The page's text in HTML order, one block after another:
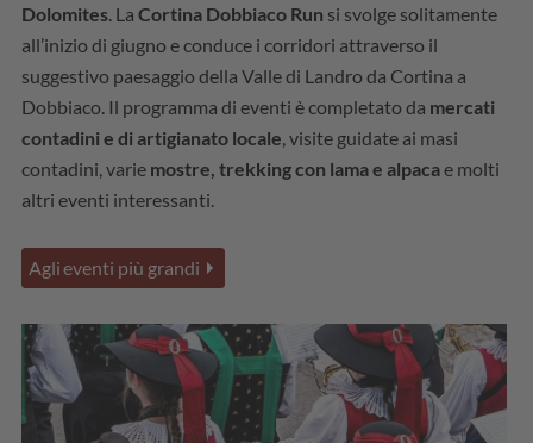
Dolomites . La Cortina Dobbiaco Run si svolge solitamente
all’inizio di giugno e conduce i corridori attraverso il
suggestivo paesaggio della Valle di Landro da Cortina a
Dobbiaco. Il programma di eventi è completato da mercati
contadini e di artigianato locale , visite guidate ai masi
contadini, varie mostre, trekking con lama e alpacae molti
altri eventi interessanti.
Agli eventi più grandi